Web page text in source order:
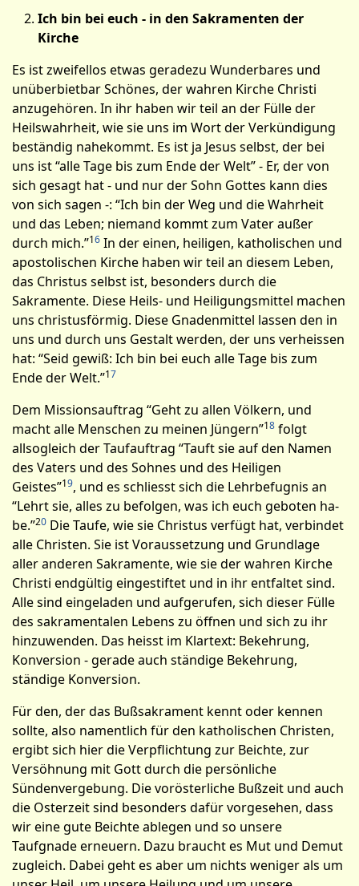
Ich bin bei euch - in den Sakramenten der
Kirche
Es ist zweifellos etwas geradezu Wunderbares und
unüberbietbar Schönes, der wahren Kirche Christi
anzugehören. In ihr haben wir teil an der Fülle der
Heilswahrheit, wie sie uns im Wort der Verkündigung
beständig nahekommt. Es ist ja Jesus selbst, der bei
uns ist “alle Tage bis zum Ende der Welt” - Er, der von
sich gesagt hat - und nur der Sohn Gottes kann dies
von sich sagen -: “Ich bin der Weg und die Wahrheit
und das Leben; niemand kommt zum Vater außer
durch mich.”16 In der einen, heiligen, katholischen und
apostolischen Kirche haben wir teil an diesem Leben,
das Christus selbst ist, besonders durch die
Sakramente. Diese Heils- und Heiligungsmittel machen
uns christusförmig. Diese Gnadenmittel lassen den in
uns und durch uns Gestalt werden, der uns verheissen
hat: “Seid gewiß: Ich bin bei euch alle Tage bis zum
Ende der Welt­.”17
Dem Missionsauftrag “Geht zu allen Völkern, und
macht alle Menschen zu meinen Jüngern”18 folgt
allsogleich der Taufauftrag “Tauft sie auf den Namen
des Vaters und des Sohnes und des Heiligen
Geistes”19, und es schliesst sich die Lehrbefugnis an
“Lehrt sie, alles zu befolgen, was ich euch geboten ha­
be.”20 Die Taufe, wie sie Christus verfügt hat, verbindet
alle Christen. Sie ist Voraussetzung und Grundlage
aller anderen Sakramente, wie sie der wahren Kirche
Christi endgültig eingestiftet und in ihr entfaltet sind.
Alle sind eingeladen und aufgerufen, sich dieser Fülle
des sakramentalen Lebens zu öffnen und sich zu ihr
hinzuwenden. Das heisst im Klartext: Bekehrung,
Konversion - gerade auch ständige Bekehrung,
ständige Konversion.
Für den, der das Bußsakrament kennt oder kennen
sollte, also namentlich für den katholischen Chris­ten,
ergibt sich hier die Verpflichtung zur Beichte, zur
Versöhnung mit Gott durch die persönliche
Sündenvergebung. Die vorösterliche Bußzeit und auch
die Osterzeit sind besonders dafür vorgesehen, dass
wir eine gute Beichte ablegen und so unsere
Taufgnade erneuern. Dazu braucht es Mut und Demut
zugleich. Dabei geht es aber um nichts weniger als um